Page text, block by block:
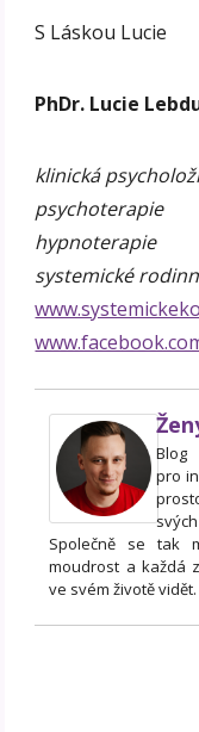
S Láskou Lucie
PhDr. Lucie
klinická
psychoterapie
hypnoterapie
systemické
pro
Společně se tak
moudrost a každá
ve svém životě vidět.